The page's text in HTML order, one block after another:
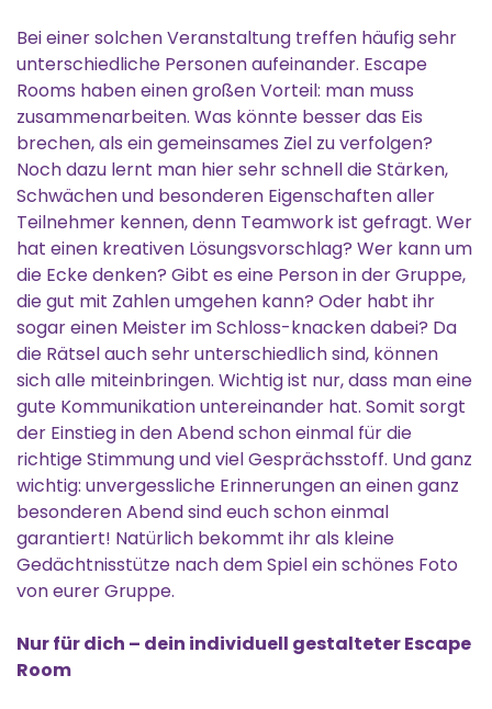
Bei einer solchen Veranstaltung treffen häufig sehr
unterschiedliche Personen aufeinander. Escape
Rooms haben einen großen Vorteil: man muss
zusammenarbeiten. Was könnte besser das Eis
brechen, als ein gemeinsames Ziel zu verfolgen?
Noch dazu lernt man hier sehr schnell die Stärken,
Schwächen und besonderen Eigenschaften aller
Teilnehmer kennen, denn Teamwork ist gefragt. Wer
hat einen kreativen Lösungsvorschlag? Wer kann um
die Ecke denken? Gibt es eine Person in der Gruppe,
die gut mit Zahlen umgehen kann? Oder habt ihr
sogar einen Meister im Schloss-knacken dabei? Da
die Rätsel auch sehr unterschiedlich sind, können
sich alle miteinbringen. Wichtig ist nur, dass man eine
gute Kommunikation untereinander hat. Somit sorgt
der Einstieg in den Abend schon einmal für die
richtige Stimmung und viel Gesprächsstoff. Und ganz
wichtig: unvergessliche Erinnerungen an einen ganz
besonderen Abend sind euch schon einmal
garantiert! Natürlich bekommt ihr als kleine
Gedächtnisstütze nach dem Spiel ein schönes Foto
von eurer Gruppe.
Nur für dich – dein individuell gestalteter Escape
Room